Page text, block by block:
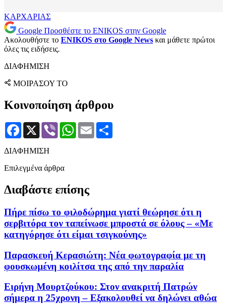
ΚΑΡΧΑΡΙΑΣ
Google Προσθέστε το ENIKOS στην Google
Ακολουθήστε το ENIKOS στο Google News και μάθετε πρώτοι
όλες τις ειδήσεις.
ΔΙΑΦΗΜΙΣΗ
ΜΟΙΡΑΣΟΥ ΤΟ
Κοινοποίηση άρθρου
Facebook
X Viber WhatsApp
Email
ΔΙΑΦΗΜΙΣΗ
Επιλεγμένα άρθρα
Διαβάστε επίσης
Πήρε πίσω το φιλοδώρημα γιατί θεώρησε ότι η
σερβιτόρα τον ταπείνωσε μπροστά σε όλους – «Με
κατηγόρησε ότι είμαι τσιγκούνης»
Παρασκευή Κερασιώτη: Νέα φωτογραφία με τη
φουσκωμένη κοιλίτσα της από την παραλία
Ειρήνη Μουρτζούκου: Στον ανακριτή Πατρών
σήμερα η 25χρονη – Εξακολουθεί να δηλώνει αθώα